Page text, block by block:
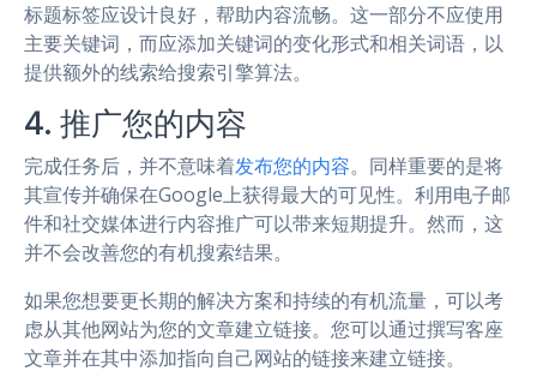
标题标签应设计良好，帮助内容流畅。这一部分不应使用
主要关键词，而应添加关键词的变化形式和相关词语，以
提供额外的线索给搜索引擎算法。
4. 推广您的内容
完成任务后，并不意味着发布您的内容。同样重要的是将
其宣传并确保在Google上获得最大的可见性。利用电子邮
件和社交媒体进行内容推广可以带来短期提升。然而，这
并不会改善您的有机搜索结果。
如果您想要更长期的解决方案和持续的有机流量，可以考
虑从其他网站为您的文章建立链接。您可以通过撰写客座
文章并在其中添加指向自己网站的链接来建立链接。